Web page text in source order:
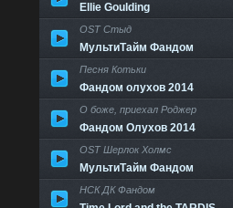
Ellie Goulding
OST Стыд
МультиТайм Фандом
Песня Котьки
Фандом олухов 2014
О боже, приехал Роджер
Фандом Олухов 2014
OST Шерлок Холмс
МультиТайм Фандом
НСК ДК Фандом